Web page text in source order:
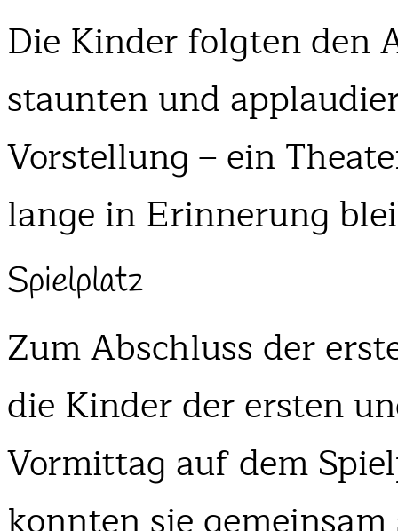
Die Kinder folgten den
staunten und
Vorstellung – ein
lange in Erinnerung
Spielplatz
Zum Abschluss der
die Kinder der ersten
Vormittag auf dem